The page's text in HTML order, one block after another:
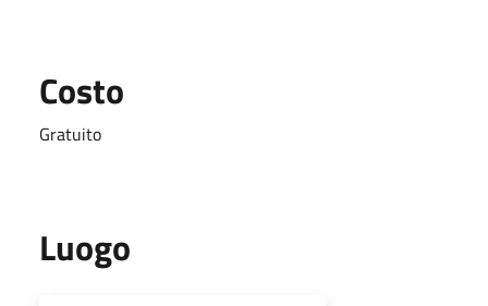
Costo
Gratuito
Luogo